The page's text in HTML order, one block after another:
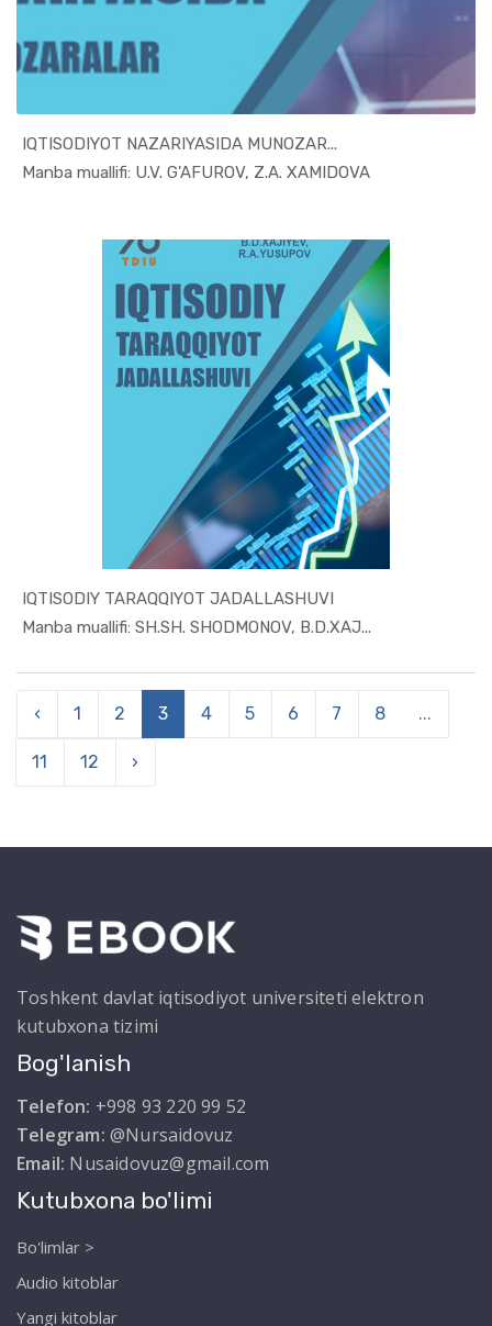
IQTISODIYOT NAZARIYASIDA MUNOZAR...
Manba muallifi: U.V. G'AFUROV, Z.A. XAMIDOVA
In Iqtisod...
IQTISODIY TARAQQIYOT JADALLASHUVI
Manba muallifi: SH.SH. SHODMONOV, B.D.XAJ...
In Iqtisod...
‹ 1 2 3 4 5 6 7 8 ...
11 12 ›
Toshkent davlat iqtisodiyot universiteti elektron
kutubxona tizimi
Bog'lanish
Telefon: +998 93 220 99 52
Telegram: @Nursaidovuz
Email: Nusaidovuz@gmail.com
Kutubxona bo'limi
Bo'limlar >
Audio kitoblar
Yangi kitoblar